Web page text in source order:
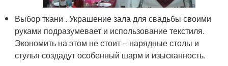
Выбор ткани . Украшение зала для свадьбы своими
руками подразумевает и использование текстиля.
Экономить на этом не стоит – нарядные столы и
стулья создадут особенный шарм и изысканность.